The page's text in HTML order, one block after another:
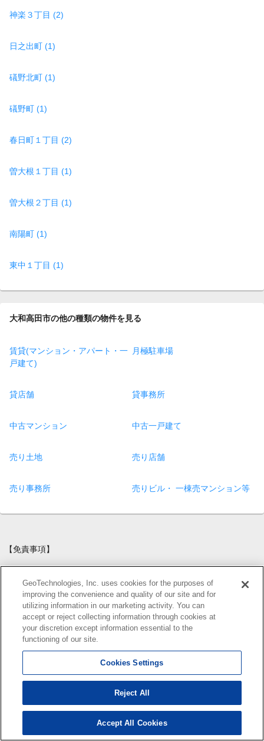
神楽３丁目 (2)
日之出町 (1)
礒野北町 (1)
礒野町 (1)
春日町１丁目 (2)
曽大根１丁目 (1)
曽大根２丁目 (1)
南陽町 (1)
東中１丁目 (1)
大和高田市の他の種類の物件を見る
賃貸(マンション・アパート・一
戸建て)
月極駐車場
貸店舗 貸事務所
中古マンション 中古一戸建て
売り土地 売り店舗
売り事務所 売りビル・ 一棟売マンション等
【免責事項】
このコーナーに掲載している物件情報は、「アットホーム不動産情
報ネットワーク」に加盟する不動産会社等（情報提供元）から提供
されています。信頼性の高い情報提供が行えるよう、最大限の努力
をしておりますが、その内容を保証するものではありません。 利用
者のみなさまと各情報提供元との取引に起因する損害および情報が
掲載されたことに起因する損害等については、 ジオテクノロジーズ
株式会社、およびアットホームは一切責任を負いません。
お取引等（お取引の準備、資金調達等を含みます）の際には、内容
や契約条件等について、 各情報提供元より十分な説明を受け、ご自
身でご確認の上、判断してください。
このコーナーへの物件情報のご掲載、その他不動産業務ソリューシ
検索結果を見る
GeoTechnologies, Inc. uses cookies for the purposes of
improving the convenience and quality of our site and for
utilizing information in our marketing activity. You can
accept or reject collecting information through cookies at
your discretion except information essential to the
functioning of our site.
Cookies Settings
Reject All
Accept All Cookies